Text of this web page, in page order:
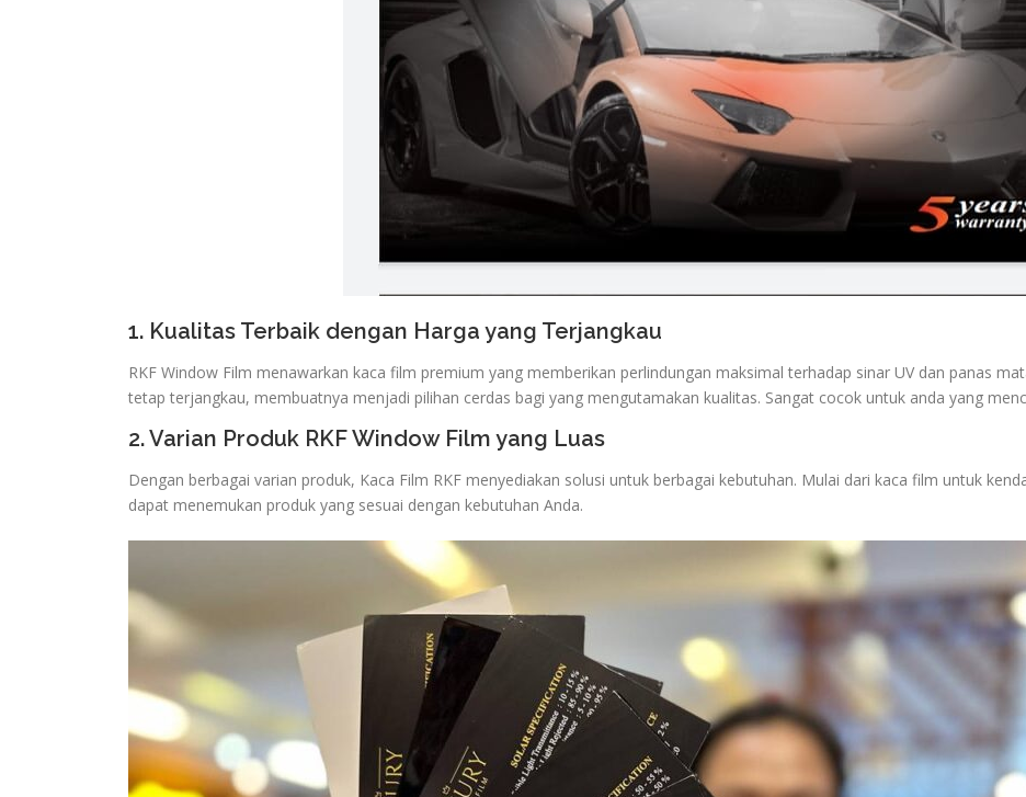
1. Kualitas Terbaik dengan Harga yang Terjangkau
RKF Window Film menawarkan kaca film premium yang memberikan perlindungan maksimal terhadap sinar UV dan panas
tetap terjangkau, membuatnya menjadi pilihan cerdas bagi yang mengutamakan kualitas. Sangat cocok untuk anda yang
2. Varian Produk RKF Window Film yang Luas
Dengan berbagai varian produk, Kaca Film RKF menyediakan solusi untuk berbagai kebutuhan. Mulai dari kaca film untuk
dapat menemukan produk yang sesuai dengan kebutuhan Anda.